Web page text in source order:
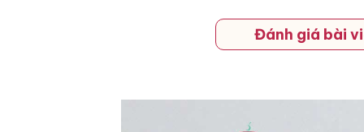
Đánh giá bài